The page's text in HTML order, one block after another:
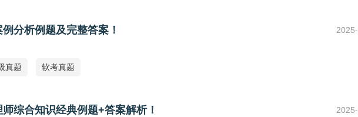
分析例题及完整答案！
真题 软考真题
综合知识经典例题+答案解析！